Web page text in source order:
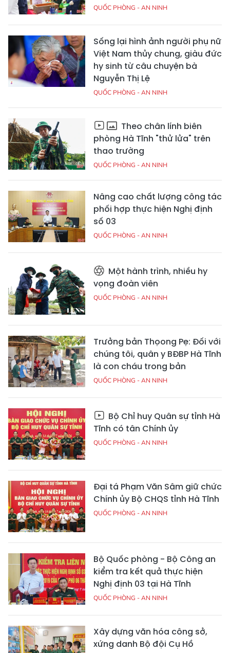
QUỐC PHÒNG - AN NINH
Sống lại hình ảnh người phụ nữ
Việt Nam thủy chung, giàu đức
hy sinh từ câu chuyện bà
Nguyễn Thị Lệ
QUỐC PHÒNG - AN NINH
Theo chân lính biên
phòng Hà Tĩnh "thử lửa" trên
thao trường
QUỐC PHÒNG - AN NINH
Nâng cao chất lượng công tác
phối hợp thực hiện Nghị định
số 03
QUỐC PHÒNG - AN NINH
Một hành trình, nhiều hy
vọng đoàn viên
QUỐC PHÒNG - AN NINH
Trưởng bản Thọong Pẹ: Đối với
chúng tôi, quân y BĐBP Hà Tĩnh
là con cháu trong bản
QUỐC PHÒNG - AN NINH
Bộ Chỉ huy Quân sự tỉnh Hà
Tĩnh có tân Chính ủy
QUỐC PHÒNG - AN NINH
Đại tá Phạm Văn Sâm giữ chức
Chính ủy Bộ CHQS tỉnh Hà Tĩnh
QUỐC PHÒNG - AN NINH
Bộ Quốc phòng - Bộ Công an
kiểm tra kết quả thực hiện
Nghị định 03 tại Hà Tĩnh
QUỐC PHÒNG - AN NINH
Xây dựng văn hóa công sở,
xứng danh Bộ đội Cụ Hồ